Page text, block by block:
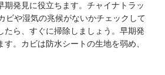
期発見に役立ちます。チャイナトラッ
ビや湿気の兆候がないかチェックして
たら、すぐに掃除しましょう。早期発
す。カビは防水シートの生地を弱め、